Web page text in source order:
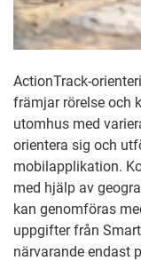
ActionTrack-
främjar rörelse och
utomhus med
orientera sig och
mobilapplikation.
med hjälp av
kan genomföras
uppgifter från
närvarande endast